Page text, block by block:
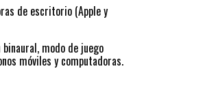
de escritorio (Apple y
modo de juego
móviles y computadoras.